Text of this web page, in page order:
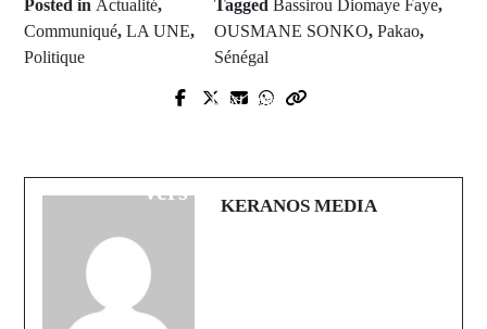
Posted in Actualité,
Communiqué, LA UNE,
Politique
TaggedBassirou Diomaye Faye,
OUSMANE SONKO,Pakao,
Sénégal
Prev Post
Next Post
vers les JO de 2028
KERANOS MEDIA